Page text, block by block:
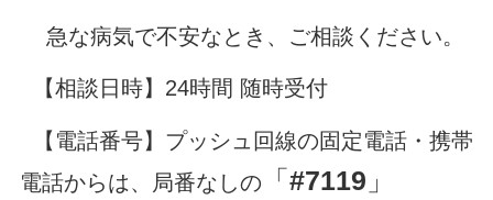
急な病気で不安なとき、ご相談ください。
【相談日時】24時間 随時受付
【電話番号】プッシュ回線の固定電話・携帯
電話からは、局番なしの
「 #7119 」